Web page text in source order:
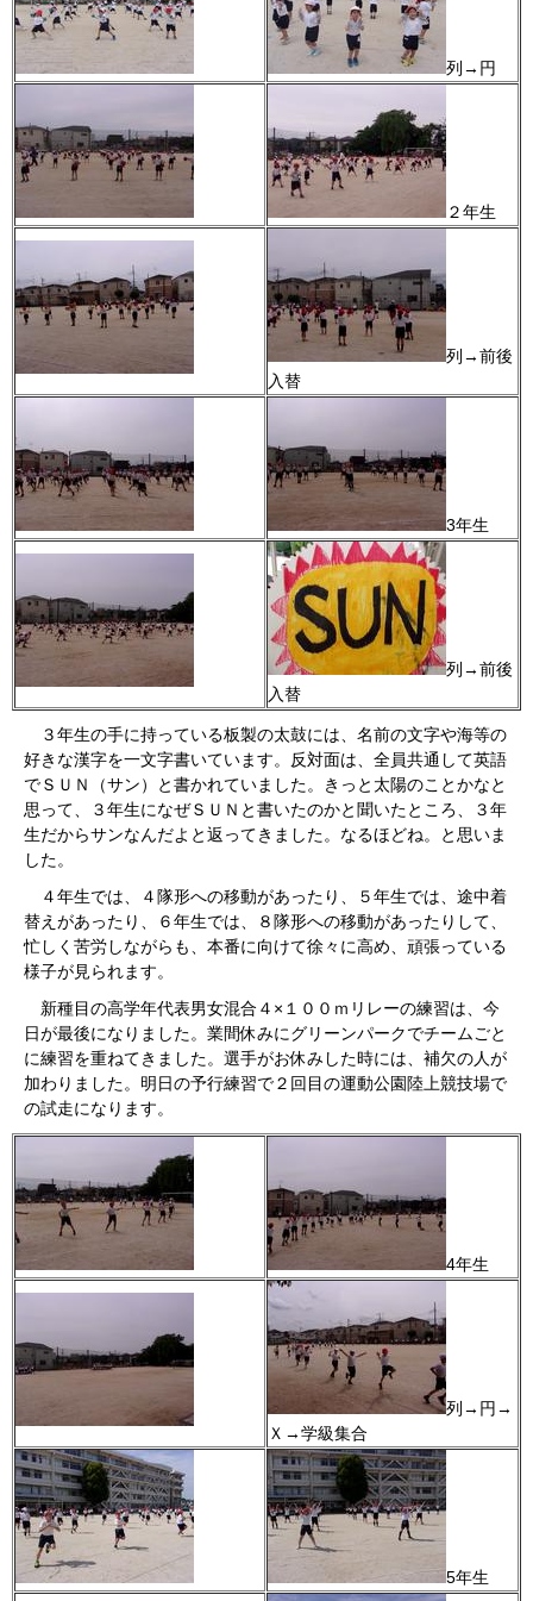
列→円
２年生
列→前後
入替
3年生
列→前後
入替
３年生の手に持っている板製の太鼓には、 名前の文字や海等の
好きな漢字を一文字書いています。反対面は、 全員共通して英語
でＳＵＮ（サン）と書かれていました。きっと太陽のことかなと
思って、３年生になぜＳＵＮと書いたのかと聞いたところ、３年
生だからサンなんだよと返ってきました。なるほどね。と思いま
した。
４年生では、４隊形への移動があったり、５年生では、途中着
替えがあったり、６年生では、８隊形への移動があったりして、
忙しく苦労しながらも、本番に向けて徐々に高め、頑張っている
様子が見られます。
新種目の高学年代表男女混合４×１００ｍリレーの練習は、今
日が最後になりました。業間休みにグリーンパークでチームごと
に練習を重ねてきました。選手がお休みした時には、補欠の人が
加わりました。明日の予行練習で２回目の運動公園陸上競技場で
の試走になります。
4年生
列→円→
Ｘ→学級集合
5年生